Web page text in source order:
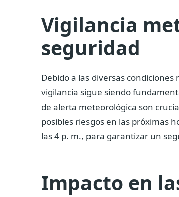
Vigilancia
seguridad
Debido a las diversas
vigilancia sigue siendo
de alerta meteorológica son
posibles riesgos en las próximas
las 4 p. m., para garantizar un
Impacto en